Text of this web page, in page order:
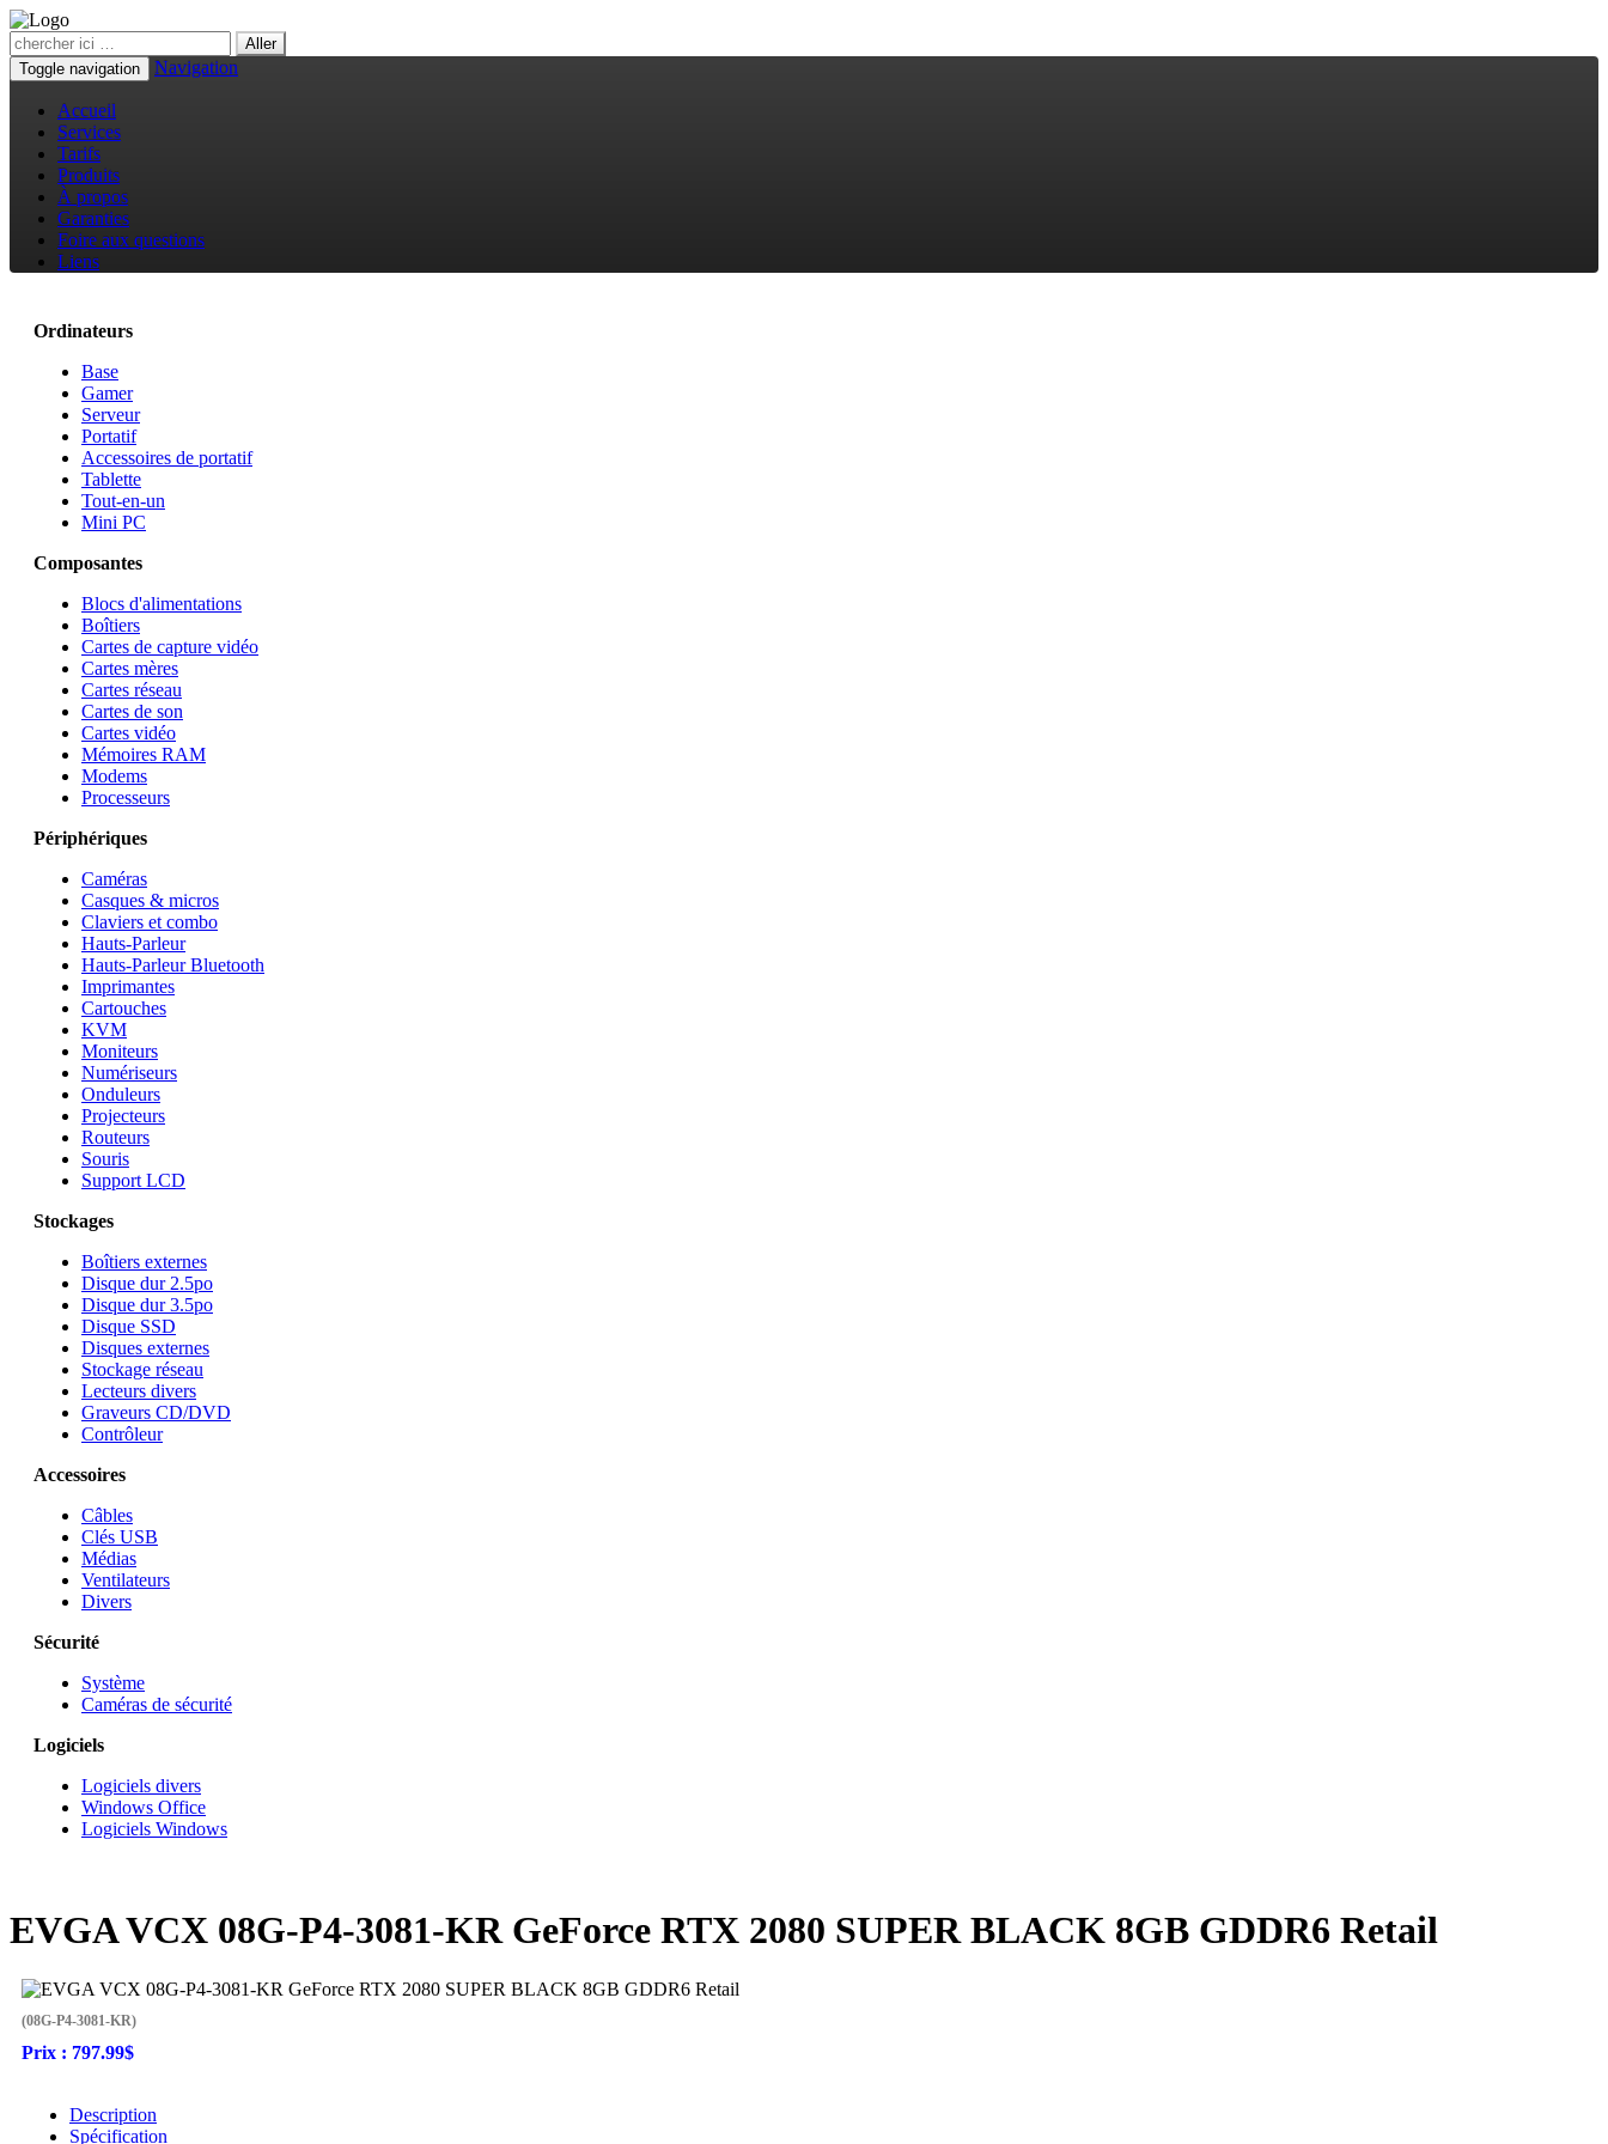
Toggle navigation Navigation
Accueil
Services
Tarifs
Produits
À propos
Garanties
Foire aux questions
Liens
Ordinateurs
Base
Gamer
Serveur
Portatif
Accessoires de portatif
Tablette
Tout-en-un
Mini PC
Composantes
Blocs d'alimentations
Boîtiers
Cartes de capture vidéo
Cartes mères
Cartes réseau
Cartes de son
Cartes vidéo
Mémoires RAM
Modems
Processeurs
Périphériques
Caméras
Casques & micros
Claviers et combo
Hauts-Parleur
Hauts-Parleur Bluetooth
Imprimantes
Cartouches
KVM
Moniteurs
Numériseurs
Onduleurs
Projecteurs
Routeurs
Souris
Support LCD
Stockages
Boîtiers externes
Disque dur 2.5po
Disque dur 3.5po
Disque SSD
Disques externes
Stockage réseau
Lecteurs divers
Graveurs CD/DVD
Contrôleur
Accessoires
Câbles
Clés USB
Médias
Ventilateurs
Divers
Sécurité
Système
Caméras de sécurité
Logiciels
Logiciels divers
Windows Office
Logiciels Windows
EVGA VCX 08G-P4-3081-KR GeForce RTX 2080 SUPER BLACK 8GB GDDR6 Retail
(08G-P4-3081-KR)
Prix : 797.99$
Description
Spécification